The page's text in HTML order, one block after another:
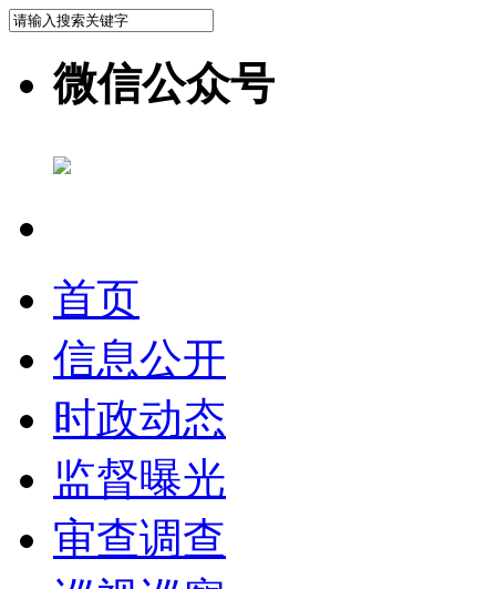
微信公众号
首页
信息公开
时政动态
监督曝光
审查调查